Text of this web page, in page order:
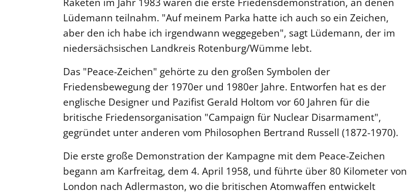
Lüdemann teilnahm. "Auf meinem Parka hatte ich auch so ein Zeichen,
aber den ich habe ich irgendwann weggegeben", sagt Lüdemann, der im
niedersächsischen Landkreis Rotenburg/Wümme lebt.
Das "Peace-Zeichen" gehörte zu den großen Symbolen der
Friedensbewegung der 1970er und 1980er Jahre. Entworfen hat es der
englische Designer und Pazifist Gerald Holtom vor 60 Jahren für die
britische Friedensorganisation "Campaign für Nuclear Disarmament",
gegründet unter anderen vom Philosophen Bertrand Russell (1872-1970).
Die erste große Demonstration der Kampagne mit dem Peace-Zeichen
begann am Karfreitag, dem 4. April 1958, und führte über 80 Kilometer von
London nach Adlermaston, wo die britischen Atomwaffen entwickelt